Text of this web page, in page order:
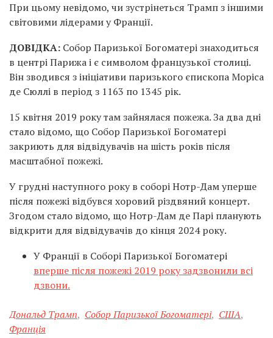
При цьому невідомо, чи зустрінеться Трамп з іншими
світовими лідерами у Франції.
ДОВІДКА: Собор Паризької Богоматері знаходиться
в центрі Парижа і є символом французької столиці.
Він зводився з ініціативи паризького єпископа Моріса
де Сюллі в період з 1163 по 1345 рік.
15 квітня 2019 року там зайнялася пожежа. За два дні
стало відомо, що Собор Паризької Богоматері
закриють для відвідувачів на шість років після
масштабної пожежі.
У грудні наступного року в соборі Нотр-Дам уперше
після пожежі відбувся хоровий різдвяний концерт.
Згодом стало відомо, що Нотр-Дам де Парі планують
відкрити для відвідувачів до кінця 2024 року.
У Франції в Соборі Паризької Богоматері
вперше після пожежі 2019 року задзвонили всі
дзвони.
Дональд Трамп, Собор Паризької Богоматері, США,
Франція